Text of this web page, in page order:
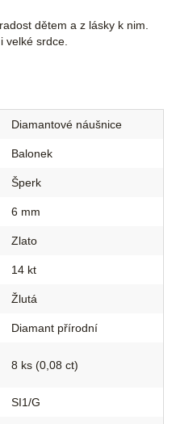
dětem a z lásky k nim.
velké srdce.
Diamantové náušnice
Balonek
Šperk
6 mm
Zlato
14 kt
Žlutá
Diamant přírodní
8 ks (0,08 ct)
SI1/G